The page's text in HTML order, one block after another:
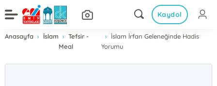
Kaydol
Anasayfa İslam
Tefsir -
Meal
İslam İrfan Geleneğinde Hadis
Yorumu